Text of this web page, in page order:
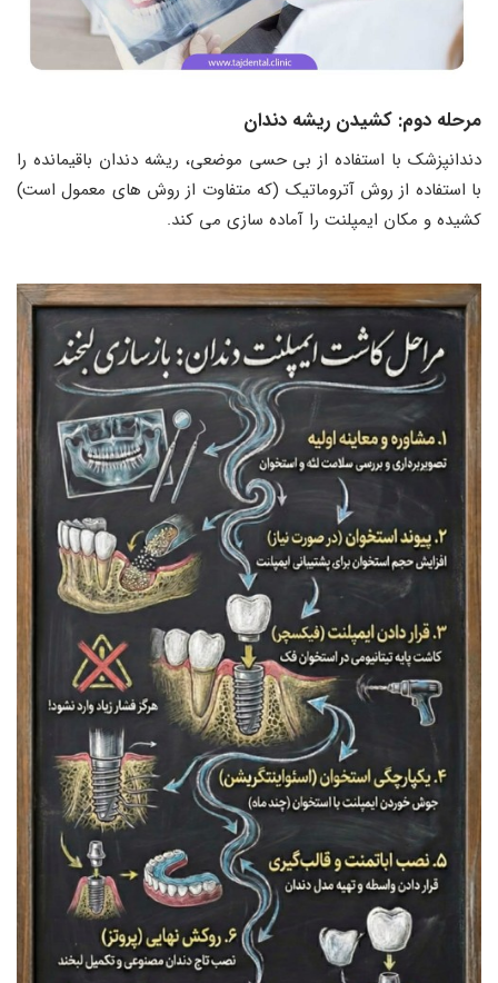
مرحله دوم: کشیدن ریشه دندان
دندانپزشک با استفاده از بی ‌حسی موضعی، ریشه دندان باقیمانده را
با استفاده از روش آتروماتیک (که متفاوت از روش ‌های معمول است)
کشیده و مکان ایمپلنت را آماده ‌سازی می ‌کند.